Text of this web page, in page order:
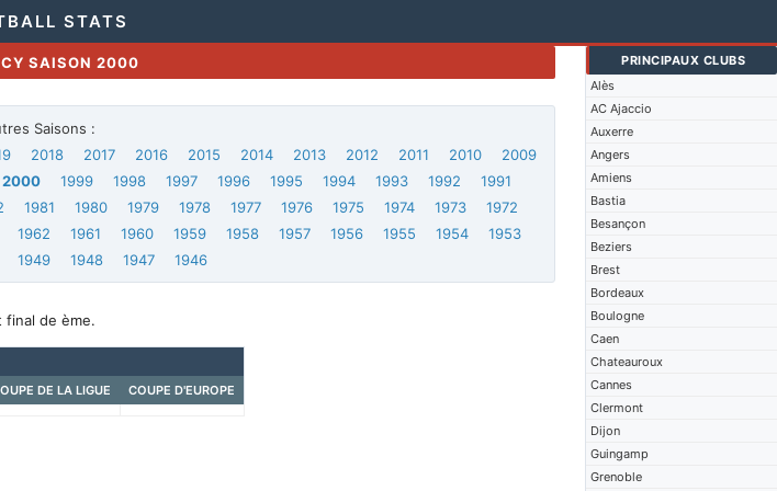
STATS
PRINCIPAUX CLUBS
Alès
AC Ajaccio
Auxerre
Angers
Amiens
Bastia
Besançon
Beziers
Brest
Bordeaux
Boulogne
Caen
Chateauroux
Cannes
Clermont
Dijon
Guingamp
Grenoble
SAISON 2000
Saisons :
2018 2017 2016 2015 2014 2013 2012 2011 2010
2009
2000 1999 1998 1997 1996 1995 1994 1993 1992
1991
1981 1980 1979 1978 1977 1976 1975 1974 1973
1972
1962 1961 1960 1959 1958 1957 1956 1955 1954
1953
1949 1948 1947 1946
final de ème.
DE LA LIGUE COUPE D'EUROPE